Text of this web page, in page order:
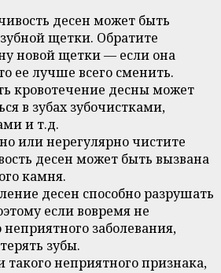
десен может быть
щетки. Обратите
новой щетки — если она
ее лучше всего сменить.
кровотечение десны может
в зубах зубочистками,
и т.д.
или нерегулярно чистите
десен может быть вызвана
камня.
десен способно разрушать
если вовремя не
неприятного заболевания,
зубы.
неприятного признака,